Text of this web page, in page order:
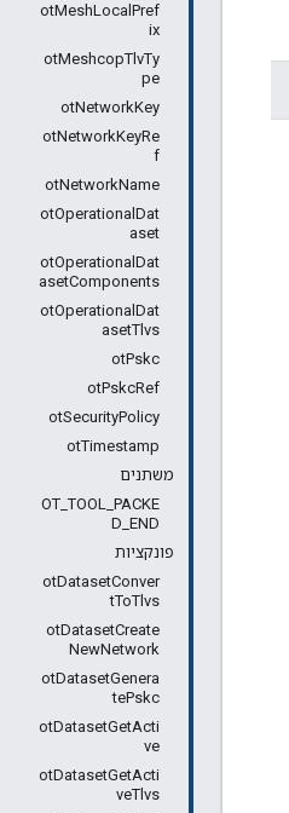
otMeshLocalPref
ix
otMeshcopTlvTy
pe
otNetworkKey
otNetworkKeyRe
f
otNetworkName
otOperationalDat
aset
otOperationalDat
asetComponents
otOperationalDat
asetTlvs
otPskc
otPskcRef
otSecurityPolicy
otTimestamp
משתנים
OT_TOOL_PACKE
D_END
פונקציות
otDatasetConver
tToTlvs
otDatasetCreate
NewNetwork
otDatasetGenera
tePskc
otDatasetGetActi
ve
otDatasetGetActi
veTlvs